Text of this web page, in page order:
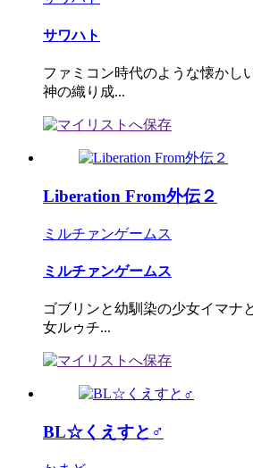
サワハト
ファミコン時代のような懐かし
神の織り成...
Liberation From外伝２
ミルチァンゲームス
ミルチァンゲームス
ゴブリンと幼馴染の少女イマナ
女ルゥチ...
BL☆くえすと♂